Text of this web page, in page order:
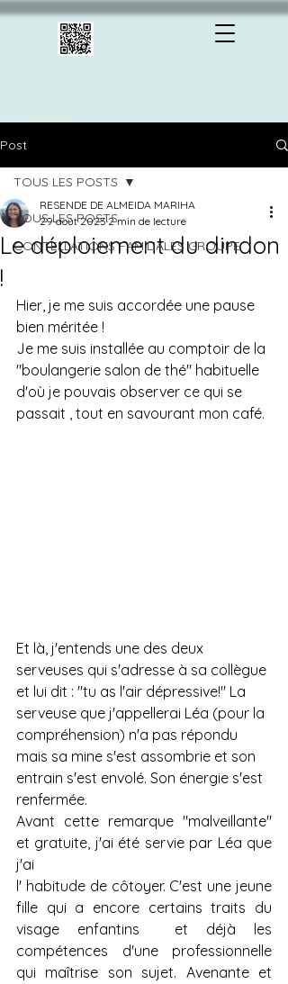
Post
TOUS LES POSTS
CONTELLATIONS FAMILIALES GROUPE
TOUS LES POSTS
Le déploiement du dindon
!
RESENDE DE ALMEIDA MARIHA
29 août 2023 2 min de lecture
Hier, je me suis accordée une pause
bien méritée !
Je me suis installée au comptoir de la
"boulangerie salon de thé" habituelle
d'où je pouvais observer ce qui se
passait , tout en savourant mon café.
Et là, j'entends une des deux
serveuses qui s'adresse à sa collègue
et lui dit : "tu as l'air dépressive!" La
serveuse que j'appellerai Léa (pour la
compréhension) n'a pas répondu
mais sa mine s'est assombrie et son
entrain s'est envolé. Son énergie s'est
renfermée.
Avant cette remarque "malveillante"
et gratuite, j'ai été servie par Léa que
j'ai
l' habitude de côtoyer. C'est une jeune
fille qui a encore certains traits du
visage enfantins  et déjà les
compétences d'une professionnelle
qui maîtrise son sujet. Avenante et